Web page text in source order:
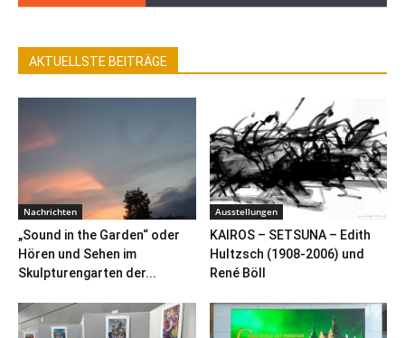
AKTUELLSTE BEITRÄGE
Nachrichten
„Sound in the Garden“ oder
Hören und Sehen im
Skulpturengarten der...
Ausstellungen
KAIROS – SETSUNA – Edith
Hultzsch (1908-2006) und
René Böll